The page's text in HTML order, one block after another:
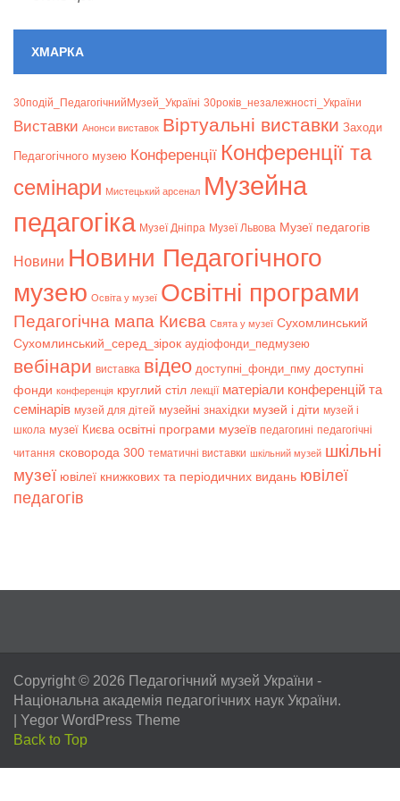
ХМАРКА
30подій_ПедагогічнийМузей_Україні 30років_незалежності_України
Bиставки Анонси виставок Віртуальні виставки Заходи
Педагогічного музею Конференції Конференції та
семінари Мистецький арсенал Музейна
педагогіка Музеї Дніпра Музеї Львова Музеї педагогів
Новини Новини Педагогічного
музею Освіта у музеї Освітні програми
Педагогічна мапа Києва Свята у музеї Сухомлинський
Сухомлинський_серед_зірок аудіофонди_педмузею
вебінари виставка відео доступні_фонди_пму доступні
фонди конференція круглий стіл лекції матеріали конференцій та
семінарів музей для дітей музейні знахідки музей і діти музей і
школа музеї Києва освітні програми музеїв педагогині педагогічні
читання сковорода 300 тематичні виставки шкільний музей шкільні
музеї ювілеї книжкових та періодичних видань ювілеї
педагогів
Copyright © 2026 Педагогічний музей України -
Національна академія педагогічних наук України.
Yegor WordPress Theme
Back to Top